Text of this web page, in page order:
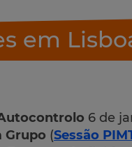
em
6 de
Grupo (Sessão